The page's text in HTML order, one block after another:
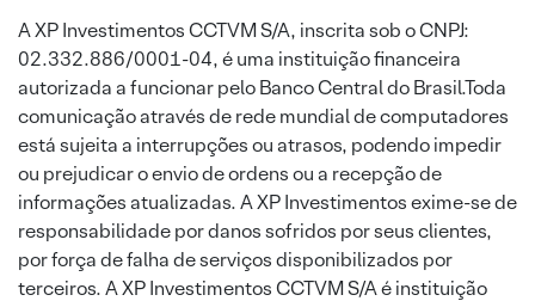
A XP Investimentos CCTVM S/A, inscrita sob o CNPJ:
02.332.886/0001-04, é uma instituição financeira
autorizada a funcionar pelo Banco Central do Brasil.Toda
comunicação através de rede mundial de computadores
está sujeita a interrupções ou atrasos, podendo impedir
ou prejudicar o envio de ordens ou a recepção de
informações atualizadas. A XP Investimentos exime-se de
responsabilidade por danos sofridos por seus clientes,
por força de falha de serviços disponibilizados por
terceiros. A XP Investimentos CCTVM S/A é instituição